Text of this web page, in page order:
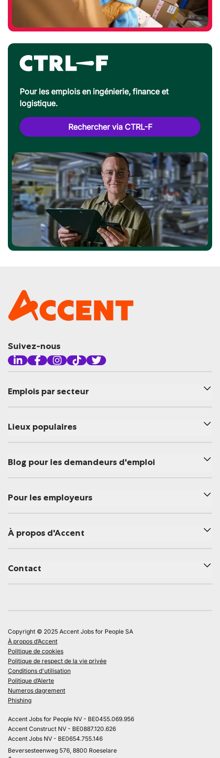
Pour les emplois en ingénierie, finance et
logistique.
Rechercher via CTRL-F
Suivez-nous
Emplois par secteur
Lieux populaires
Blog pour les demandeurs d'emploi
Pour les employeurs
À propos d'Accent
Contact
Copyright © 2025 Accent Jobs for People SA
À propos d’Accent
Politique de cookies
Politique de respect de la vie privée
Conditions d'utilisation
Politique d’Alerte
Numeros dagrement
Phishing
Accent Jobs for People NV - BE0455.069.956
Accent Construct NV - BE0887.120.626
Accent Jobs NV - BE0654.755.146
Beversesteenweg 576, 8800 Roeselare